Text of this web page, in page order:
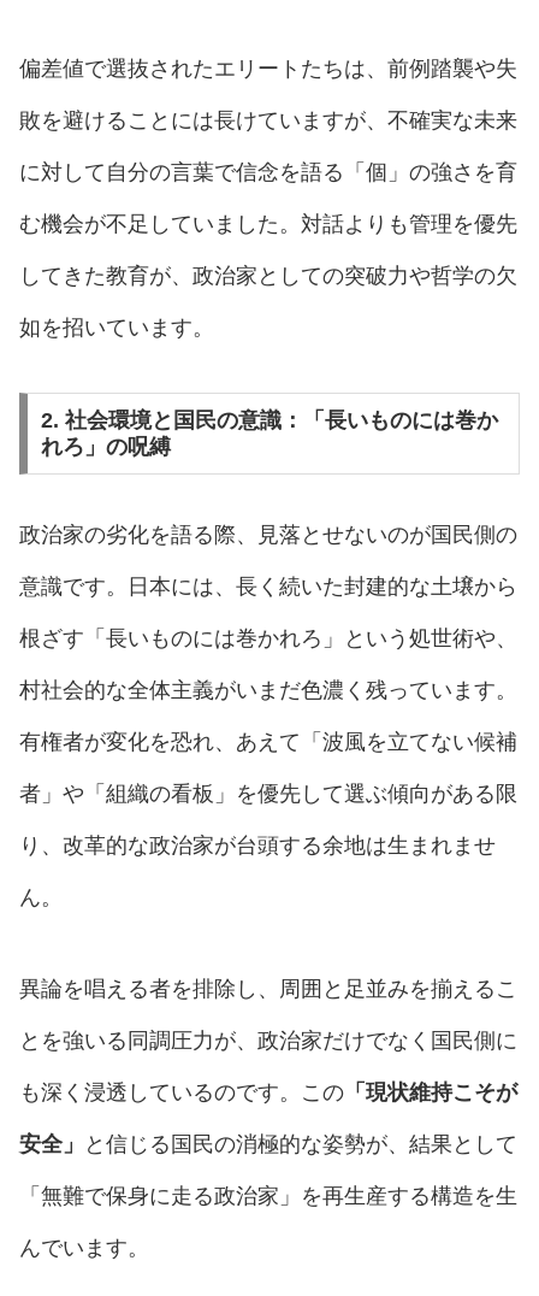
偏差値で選抜されたエリートたちは、前例踏襲や失
敗を避けることには長けていますが、不確実な未来
に対して自分の言葉で信念を語る「個」の強さを育
む機会が不足していました。対話よりも管理を優先
してきた教育が、政治家としての突破力や哲学の欠
如を招いています。
2. 社会環境と国民の意識：「長いものには巻か
れろ」の呪縛
政治家の劣化を語る際、見落とせないのが国民側の
意識です。日本には、長く続いた封建的な土壌から
根ざす「長いものには巻かれろ」という処世術や、
村社会的な全体主義がいまだ色濃く残っています。
有権者が変化を恐れ、あえて「波風を立てない候補
者」や「組織の看板」を優先して選ぶ傾向がある限
り、改革的な政治家が台頭する余地は生まれませ
ん。
異論を唱える者を排除し、周囲と足並みを揃えるこ
とを強いる同調圧力が、政治家だけでなく国民側に
も深く浸透しているのです。この 「現状維持こそが
安全」 と信じる国民の消極的な姿勢が、結果として
「無難で保身に走る政治家」を再生産する構造を生
んでいます。